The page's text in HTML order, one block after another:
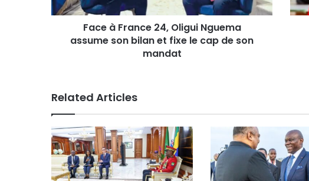
Face à France 24, Oligui Nguema
assume son bilan et fixe le cap de son
mandat
Related Articles